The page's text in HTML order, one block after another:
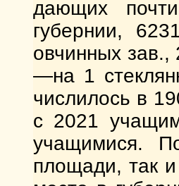
дающих
губернии,
овчинных
—на 1
числилось в
с 2021
учащимися.
площади, так